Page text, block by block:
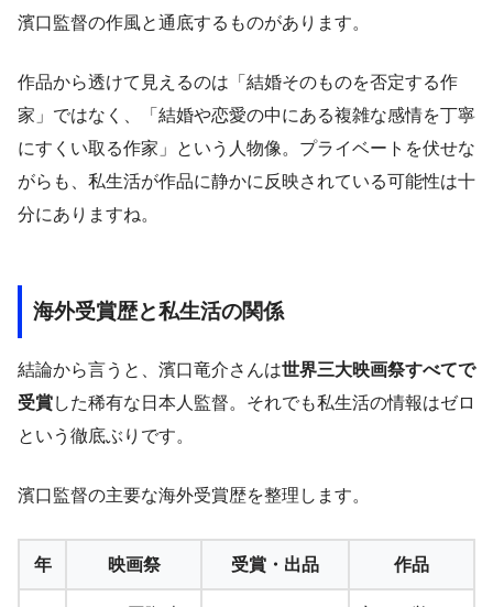
濱口監督の作風と通底するものがあります。
作品から透けて見えるのは「結婚そのものを否定する作
家」ではなく、「結婚や恋愛の中にある複雑な感情を丁寧
にすくい取る作家」という人物像。プライベートを伏せな
がらも、私生活が作品に静かに反映されている可能性は十
分にありますね。
海外受賞歴と私生活の関係
結論から言うと、濱口竜介さんは世界三大映画祭すべてで
受賞した稀有な日本人監督。それでも私生活の情報はゼロ
という徹底ぶりです。
濱口監督の主要な海外受賞歴を整理します。
年 映画祭 受賞・出品 作品